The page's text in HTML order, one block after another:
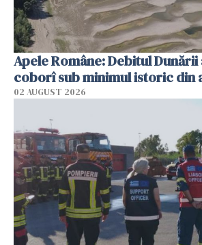
Apele Române: Debitul
coborî sub minimul istoric din
02 AUGUST 2026